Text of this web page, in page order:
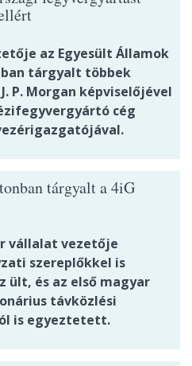
az Egyesült Államok
tárgyalt többek
P. Morgan képviselőjével
cég
tárgyalt a 4iG
vállalat vezetője
szereplőkkel is
ült, és az első magyar
távközlési
is egyeztetett.